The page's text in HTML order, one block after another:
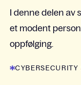
I denne delen av
et modent
oppfølging.
CYBERSECURITY